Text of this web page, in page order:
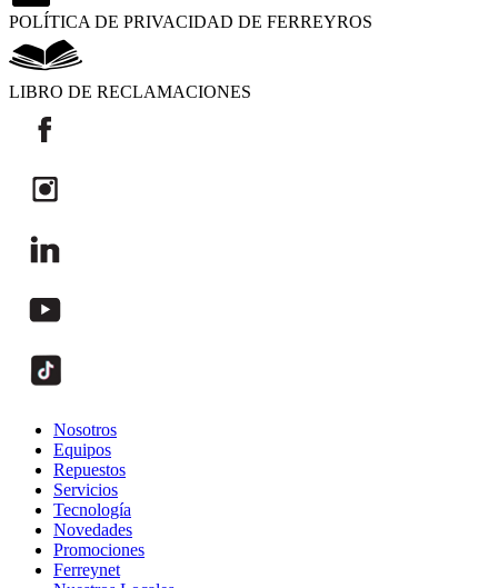
POLÍTICA DE PRIVACIDAD DE FERREYROS
LIBRO DE RECLAMACIONES
Nosotros
Equipos
Repuestos
Servicios
Tecnología
Novedades
Promociones
Ferreynet